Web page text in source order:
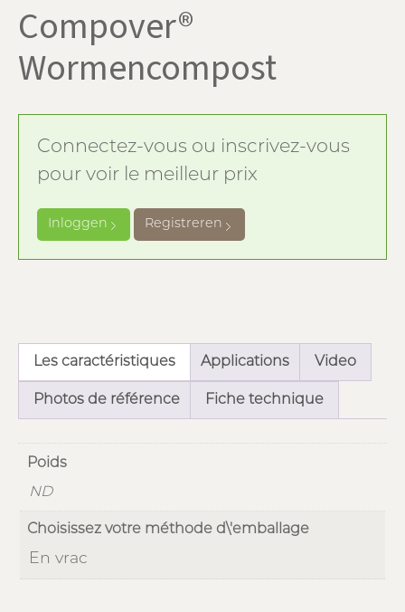
Compover®
Wormencompost
Connectez-vous ou inscrivez-vous
pour voir le meilleur prix
Inloggen Registreren
Les caractéristiques Applications Video
Photos de référence Fiche technique
Poids
ND
Choisissez votre méthode d\'emballage
En vrac